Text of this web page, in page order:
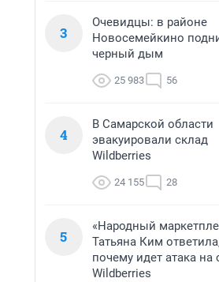
3
Очевидцы: в районе
Новосемейкино
черный дым
25 983 56
4
В Самарской области
эвакуировали склад
Wildberries
24 155 28
5
«Народный
Татьяна Ким
почему идет атака на
Wildberries